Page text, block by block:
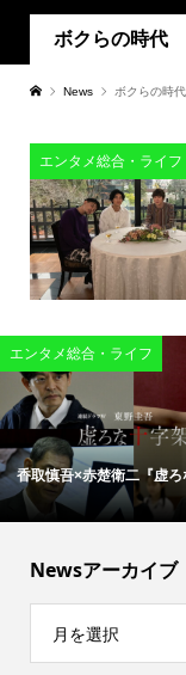
ボクらの時代
News ボクらの時代
エンタメ総合・ライフ
エンタメ総合・ライフ
香取慎吾×赤楚衛二『虚ろ
Newsアーカイブ
月を選択